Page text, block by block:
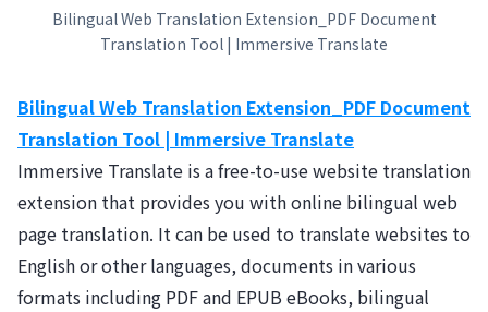
Bilingual Web Translation Extension_PDF Document
Translation Tool | Immersive Translate
Bilingual Web Translation Extension_PDF Document
Translation Tool | Immersive Translate
Immersive Translate is a free-to-use website translation
extension that provides you with online bilingual web
page translation. It can be used to translate websites to
English or other languages, documents in various
formats including PDF and EPUB eBooks, bilingual